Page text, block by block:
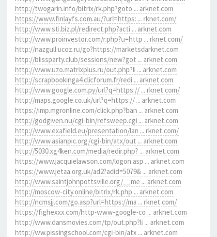
http://twogarin.info/bitrix/rk.php?goto ... arknet.com
https://www.finlayfs.com.au/?url=https: ... rknet.com/
http://www.sti.biz.pl/redirect.php?acti ... arknet.com
http://www.proinvestor.com/r.php?u=http ... rknet.com/
http://nazgull.ucoz.ru/go?https://marketsdarknet.com
http://blissparty.club/sessions/new?got ... arknet.com
http://www.uzo.matrixplus.ru/out.php?li ... arknet.com
http://scrapbookinga4.clicforum.fr/redi ... arknet.com
http://www.google.com.py/url?q=https:// ... rknet.com/
http://maps.google.co.uk/url?q=https:// ... arknet.com
https://imp.mgronline.com/click.php?ban ... arknet.com
http://godgiven.nu/cgi-bin/refsweep.cgi ... arknet.com
http://www.exafield.eu/presentation/lan ... rknet.com/
http://www.asianpic.org/cgi-bin/atx/out ... arknet.com
http://5030.xg4ken.com/media/redir.php? ... arknet.com
https://www.jacquielawson.com/logon.asp ... arknet.com
https://www.jetaa.org.uk/ad2?adid=5079& ... arknet.com
http://www.saintjohnpottsville.org/__me ... arknet.com
http://moscow-city.online/bitrix/rk.php ... arknet.com
http://ncmsjj.com/go.asp?url=https://ma ... rknet.com/
https://fighexxx.com/http-www-google-co ... arknet.com
http://www.dansmovies.com/tp/out.php?li ... arknet.com
http://ww.pissingschool.com/cgi-bin/atx ... arknet.com